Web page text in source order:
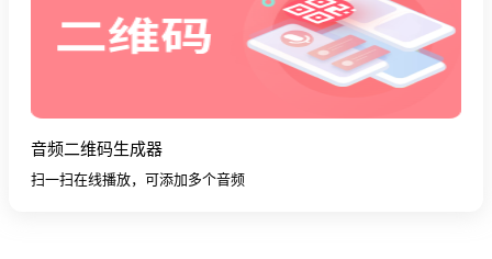
音频二维码生成器
扫一扫在线播放，可添加多个音频